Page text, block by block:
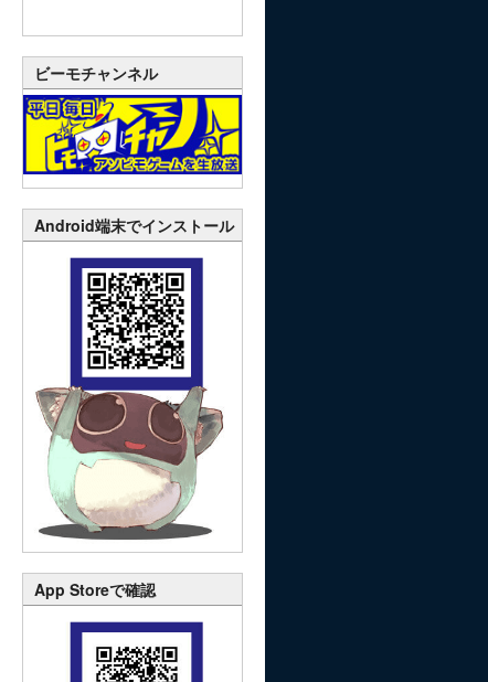
ビーモチャンネル
Android端末でインストール
App Storeで確認